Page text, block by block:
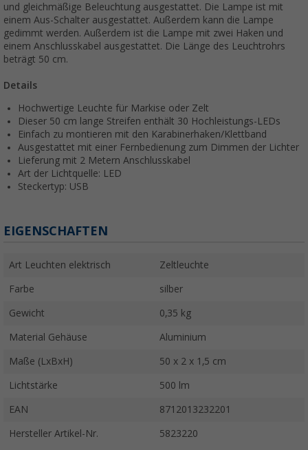
und gleichmäßige Beleuchtung ausgestattet. Die Lampe ist mit
einem Aus-Schalter ausgestattet. Außerdem kann die Lampe
gedimmt werden. Außerdem ist die Lampe mit zwei Haken und
einem Anschlusskabel ausgestattet. Die Länge des Leuchtrohrs
beträgt 50 cm.
Details
Hochwertige Leuchte für Markise oder Zelt
Dieser 50 cm lange Streifen enthält 30 Hochleistungs-LEDs
Einfach zu montieren mit den Karabinerhaken/Klettband
Ausgestattet mit einer Fernbedienung zum Dimmen der Lichter
Lieferung mit 2 Metern Anschlusskabel
Art der Lichtquelle: LED
Steckertyp: USB
EIGENSCHAFTEN
Art Leuchten elektrisch Zeltleuchte
Farbe silber
Gewicht 0,35 kg
Material Gehäuse Aluminium
Maße (LxBxH) 50 x 2 x 1,5 cm
Lichtstärke 500 lm
EAN 8712013232201
Hersteller Artikel-Nr. 5823220